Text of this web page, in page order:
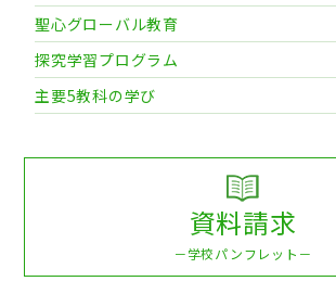
聖心グローバル教育
探究学習プログラム
主要5教科の学び
資料請求
－学校パンフレット－